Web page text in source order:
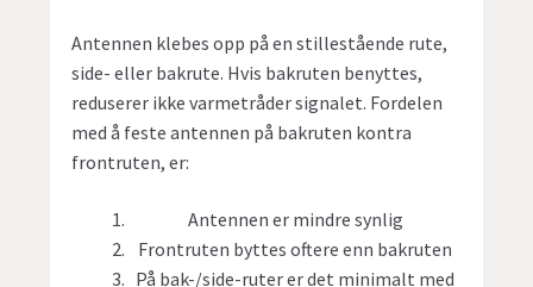
Antennen klebes opp på en stillestående rute,
side- eller bakrute. Hvis bakruten benyttes,
reduserer ikke varmetråder signalet. Fordelen
med å feste antennen på bakruten kontra
frontruten, er:
Antennen er mindre synlig
Frontruten byttes oftere enn bakruten
På bak-/side-ruter er det minimalt med